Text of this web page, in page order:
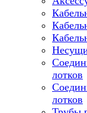
лотков
лотков